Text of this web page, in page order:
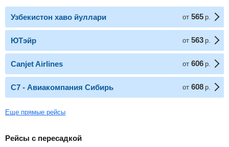
Узбекистон хаво йуллари от 565 р.
ЮТэйр от 563 р.
Canjet Airlines от 606 р.
С7 - Авиакомпания Сибирь от 608 р.
Еще прямые рейсы
Рейсы с пересадкой